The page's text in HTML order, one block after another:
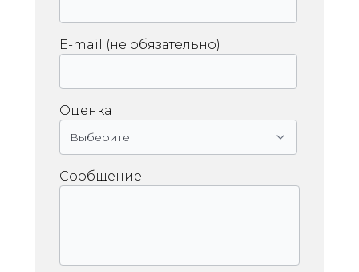
E-mail (не обязательно)
Оценка
Сообщение